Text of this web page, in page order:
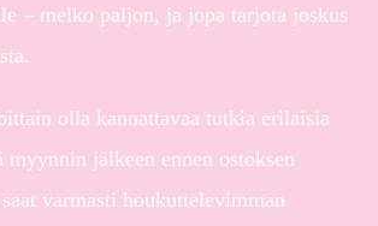
– melko paljon, ja jopa tarjota joskus
olla kannattavaa tutkia erilaisia
jälkeen ennen ostoksen
varmasti houkuttelevimman